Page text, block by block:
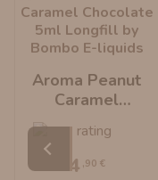
Aroma Peanut
Caramel
MiniLongfill By
Bombo E-Liquids
4 ,90 €